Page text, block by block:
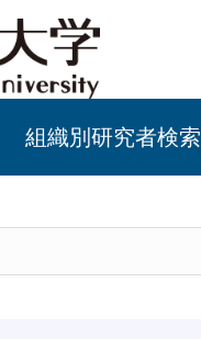
組織別研究者検索